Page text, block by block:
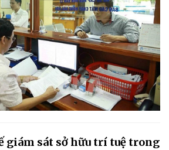
giám sát sở hữu trí tuệ trong